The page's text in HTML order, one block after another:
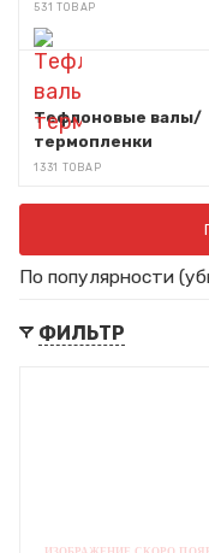
531 ТОВАР
Тефлоновые валы/
термопленки
1331 ТОВАР
По популярности
ФИЛЬТР